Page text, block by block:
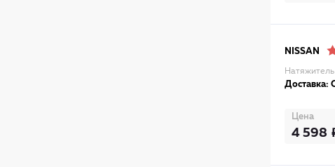
NISSAN
Доставка:
Цена
4 598